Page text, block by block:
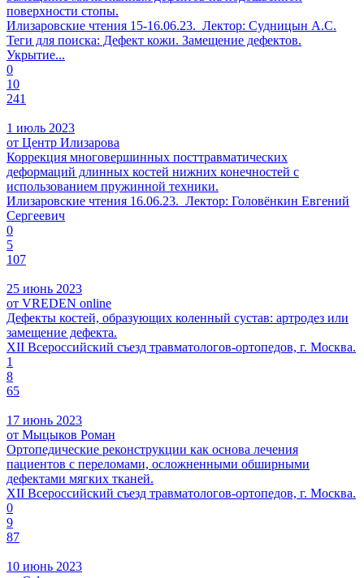
поверхности стопы.
Илизаровские чтения 15-16.06.23. Лектор: Судницын А.С.
Теги для поиска: Дефект кожи. Замещение дефектов.
Укрытие...
0
10
241
1 июль 2023
от Центр Илизарова
Коррекция многовершинных посттравматических
деформаций длинных костей нижних конечностей с
использованием пружинной техники.
Илизаровские чтения 16.06.23. Лектор: Головёнкин Евгений
Сергеевич
0
5
107
25 июнь 2023
от VREDEN online
Дефекты костей, образующих коленный сустав: артродез или
замещение дефекта.
XII Всероссийский съезд травматологов-ортопедов, г. Москва.
1
8
65
17 июнь 2023
от Мыцыков Роман
Ортопедические реконструкции как основа лечения
пациентов с переломами, осложненными обширными
дефектами мягких тканей.
XII Всероссийский съезд травматологов-ортопедов, г. Москва.
0
9
87
10 июнь 2023